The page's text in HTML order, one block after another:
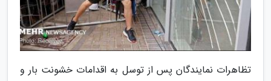
تظاهرات نمایندگان پس از توسل به اقدامات خشونت بار و